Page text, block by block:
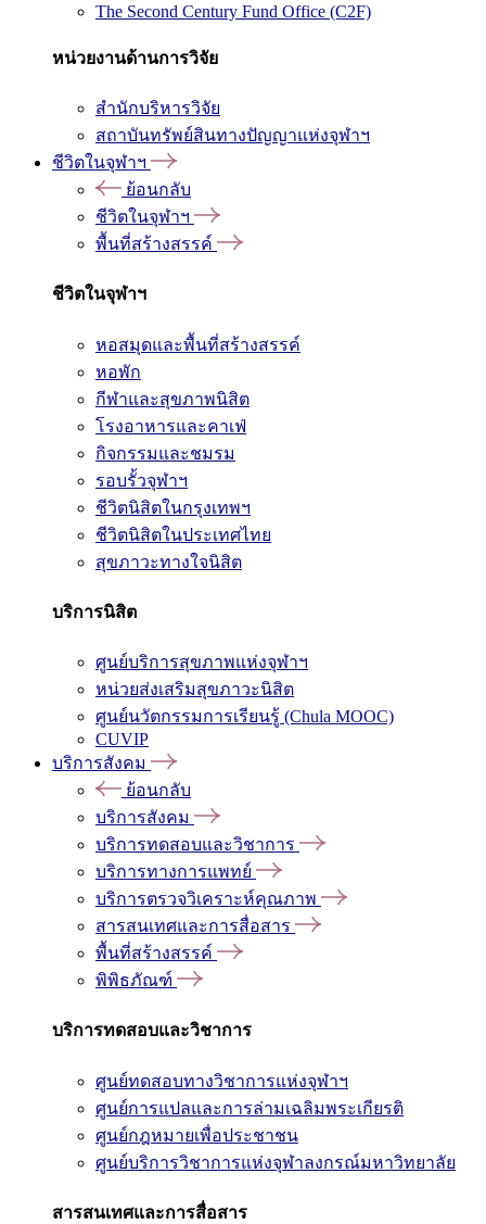
The Second Century Fund Office (C2F)
หน่วยงานด้านการวิจัย
สำนักบริหารวิจัย
สถาบันทรัพย์สินทางปัญญาแห่งจุฬาฯ
ชีวิตในจุฬาฯ
ย้อนกลับ
ชีวิตในจุฬาฯ
พื้นที่สร้างสรรค์
ชีวิตในจุฬาฯ
หอสมุดและพื้นที่สร้างสรรค์
หอพัก
กีฬาและสุขภาพนิสิต
โรงอาหารและคาเฟ่
กิจกรรมและชมรม
รอบรั้วจุฬาฯ
ชีวิตนิสิตในกรุงเทพฯ
ชีวิตนิสิตในประเทศไทย
สุขภาวะทางใจนิสิต
บริการนิสิต
ศูนย์บริการสุขภาพแห่งจุฬาฯ
หน่วยส่งเสริมสุขภาวะนิสิต
ศูนย์นวัตกรรมการเรียนรู้ (Chula MOOC)
CUVIP
บริการสังคม
ย้อนกลับ
บริการสังคม
บริการทดสอบและวิชาการ
บริการทางการแพทย์
บริการตรวจวิเคราะห์คุณภาพ
สารสนเทศและการสื่อสาร
พื้นที่สร้างสรรค์
พิพิธภัณฑ์
บริการทดสอบและวิชาการ
ศูนย์ทดสอบทางวิชาการแห่งจุฬาฯ
ศูนย์การแปลและการล่ามเฉลิมพระเกียรติ
ศูนย์กฎหมายเพื่อประชาชน
ศูนย์บริการวิชาการแห่งจุฬาลงกรณ์มหาวิทยาลัย
สารสนเทศและการสื่อสาร